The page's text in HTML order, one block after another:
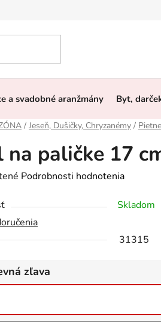
Obchodné
a svadobné aranžmány Byt,
/ Jeseň, Dušičky, Chryzanémy /
na paličke 17
Podrobnosti hodnotenia
Skladom
31315
zľava